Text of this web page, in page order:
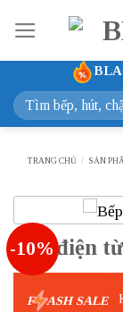
qua
nội
dung
Tìm
kiếm:
TRANG CHỦ / SẢN
-10%
Bếp điện
F ASH SALE